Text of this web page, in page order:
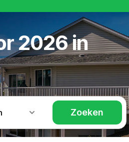
2026 in
Zoeken